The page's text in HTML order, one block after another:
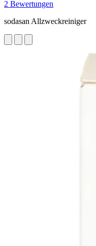
2 Bewertungen
sodasan Allzweckreiniger